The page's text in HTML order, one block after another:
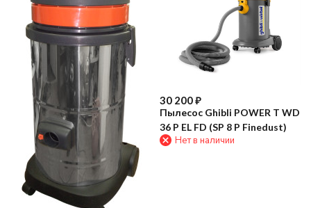
30 200₽
Пылесос Ghibli POWER T WD
36 P EL FD (SP 8 P Finedust)
Нет в наличии